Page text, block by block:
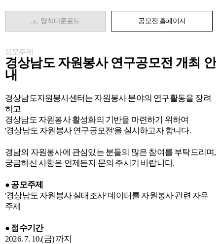
양식다운로드 공모전 홈페이지
응모주제
경상남도 자원봉사 연구공모전 개최 안
내
경상남도자원봉사센터는 자원봉사 분야의 연구활동을 장려
하고
경상남도 자원봉사 활성화의 기반을 마련하기 위하여
'경상남도 자원봉사 연구공모전'을 실시하고자 합니다.
경남의 자원봉사에 관심있는 분들의 많은 참여를 부탁드리며,
궁금하신 사항은 언제든지 문의 주시기 바랍니다.
● 공모주제
'경상남도 자원봉사 실태조사'데이터를 자원봉사 관련 자유
주제
● 접수기간
2026. 7. 10.(금) 까지